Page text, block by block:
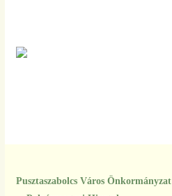
Pusztaszabolcs Város Önkormányzat